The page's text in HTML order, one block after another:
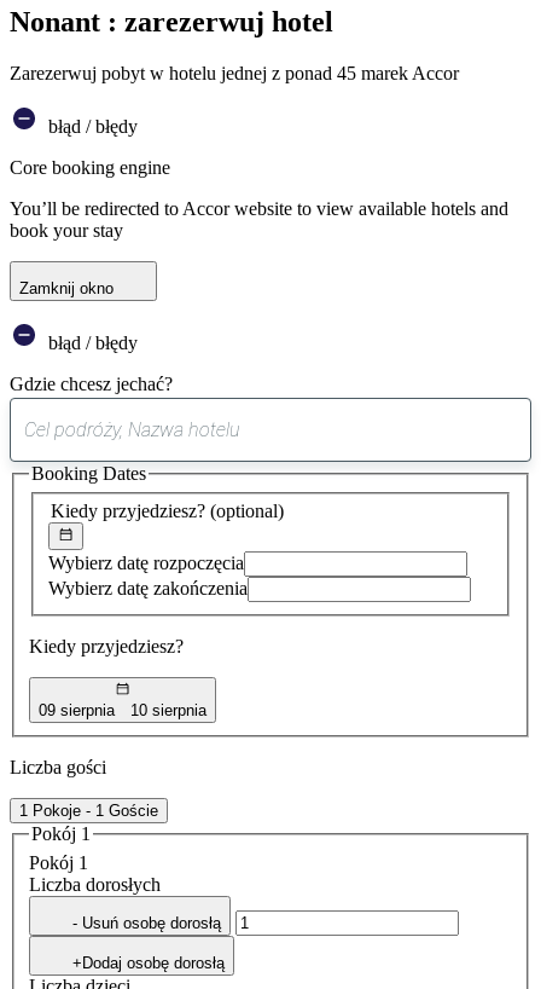
Nonant : zarezerwuj hotel
Zarezerwuj pobyt w hotelu jednej z ponad 45 marek Accor
błąd / błędy
Core booking engine
You’ll be redirected to Accor website to view available hotels and
book your stay
Zamknij okno
błąd / błędy
Gdzie chcesz jechać?
sugestia
została
znaleziona
Kiedy przyjedziesz? (optional)
Wybierz datę rozpoczęcia
Wybierz datę zakończenia
Kiedy przyjedziesz?
09 sierpnia 10 sierpnia
Booking Dates
Liczba gości
1 Pokoje - 1 Goście
Pokój 1
Pokój 1
Liczba dorosłych
- Usuń osobę dorosłą
+Dodaj osobę dorosłą